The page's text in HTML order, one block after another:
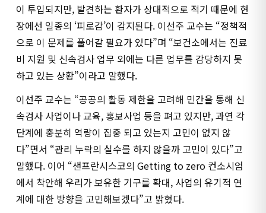
이 투입되지만, 발견하는 환자가 상대적으로 적기 때문에 현
장에선 일종의 ‘피로감’이 감지된다. 이선주 교수는 “정책적
으로 이 문제를 풀어갈 필요가 있다”며 “보건소에서는 진료
비 지원 및 신속검사 업무 외에는 다른 업무를 감당하지 못
하고 있는 상황”이라고 말했다.
이선주 교수는 “공공의 활동 제한을 고려해 민간을 통해 신
속검사 사업이나 교육, 홍보사업 등을 펴고 있지만, 과연 각
단계에 충분히 역량이 집중 되고 있는지 고민이 없지 않
다”면서 “관리 누락의 실수를 하지 않을까 고민이 있다”고
말했다. 이어 “샌프란시스코의 Getting to zero 컨소시엄
에서 착안해 우리가 보유한 기구를 확대, 사업의 유기적 연
계에 대한 방향을 고민해보겠다”고 밝혔다.